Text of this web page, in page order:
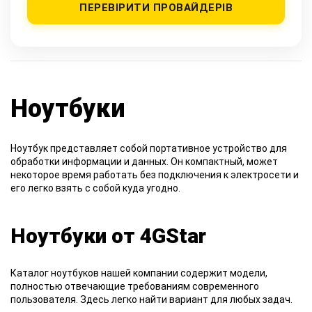
ПЕРЕВІРИТИ ПРОВАЙДЕРІВ
Ноутбуки
Ноутбук представляет собой портативное устройство для
обработки информации и данных. Он компактный, может
некоторое время работать без подключения к электросети и
его легко взять с собой куда угодно.
Ноутбуки от 4GStar
Каталог ноутбуков нашей компании содержит модели,
полностью отвечающие требованиям современного
пользователя. Здесь легко найти вариант для любых задач.